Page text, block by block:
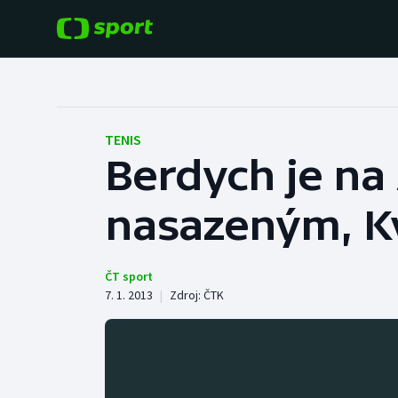
Hokej
Tenis
Cyklistika
Baseball a softbal
Basketbal
Boby a skeleton
TENIS
Berdych je
nasazeným,
ČT sport
7. 1. 2013 | Zdroj: ČTK